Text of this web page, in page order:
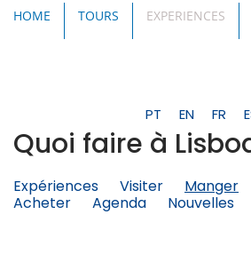
HOME TOURS EXPERIENCES
PT EN FR
Quoi faire à
Expériences Visiter Manger
Acheter
Agenda Nouvelles